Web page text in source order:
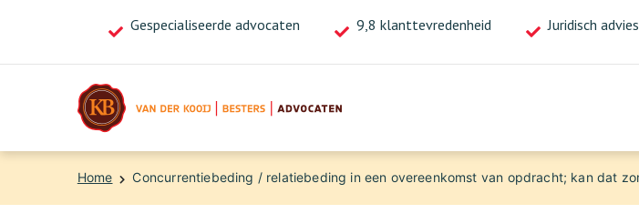
Gespecialiseerde advocaten 9,8 klanttevredenheid Juridisch
Bel ons nu voor direct advies! 020-4713718 of mail ons!
Home Concurrentiebeding / relatiebeding in een overeenkomst van opdracht; kan dat